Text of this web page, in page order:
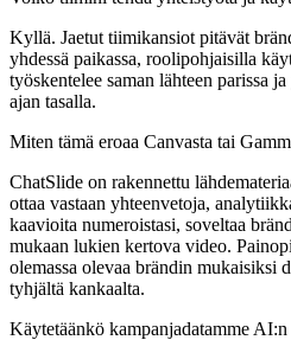
Kyllä. Jaetut tiimikansiot pitävät
yhdessä paikassa, roolipohjaisilla
työskentelee saman lähteen parissa
ajan tasalla.
Miten tämä eroaa Canvasta tai
ChatSlide on rakennettu
ottaa vastaan yhteenvetoja,
kaavioita numeroistasi, soveltaa
mukaan lukien kertova video.
olemassa olevaa brändin mukaisiksi
tyhjältä kankaalta.
Käytetäänkö kampanjadatamme